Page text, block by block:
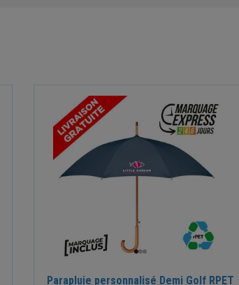
Parapluie personnalisé Demi Golf RPET